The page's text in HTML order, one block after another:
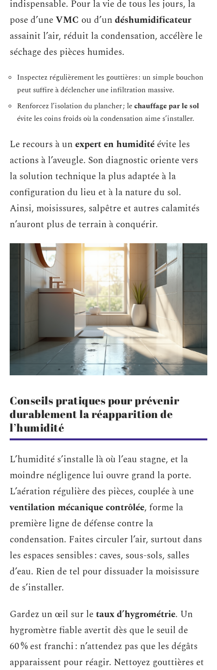
indispensable. Pour la vie de tous les jours, la
pose d’uneVMC ou d’undéshumidificateur
assainit l’air, réduit la condensation, accélère le
séchage des pièces humides.
Inspectez régulièrement les gouttières : un simple bouchon
peut suffire à déclencher une infiltration massive.
Renforcez l’isolation du plancher ; lechauffage par le sol
évite les coins froids où la condensation aime s’installer.
Le recours à unexpert en humidité évite les
actions à l’aveugle. Son diagnostic oriente vers
la solution technique la plus adaptée à la
configuration du lieu et à la nature du sol.
Ainsi, moisissures, salpêtre et autres calamités
n’auront plus de terrain à conquérir.
Conseils pratiques pour prévenir
durablement la réapparition de
l’humidité
L’humidité s’installe là où l’eau stagne, et la
moindre négligence lui ouvre grand la porte.
L’aération régulière des pièces, couplée à une
ventilation mécanique contrôlée, forme la
première ligne de défense contre la
condensation. Faites circuler l’air, surtout dans
les espaces sensibles : caves, sous-sols, salles
d’eau. Rien de tel pour dissuader la moisissure
de s’installer.
Gardez un œil sur letaux d’hygrométrie. Un
hygromètre fiable avertit dès que le seuil de
60 % est franchi : n’attendez pas que les dégâts
apparaissent pour réagir. Nettoyez gouttières et